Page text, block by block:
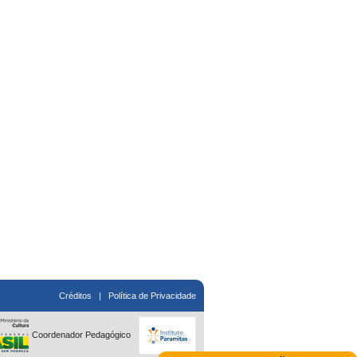
Créditos | Política de Privacidade
Coordenador Pedagógico